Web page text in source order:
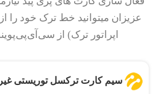
عزیزان میتوانید خط ترک خود را
اپراتور ترک) از
سیم کارت ترکسل توریستی